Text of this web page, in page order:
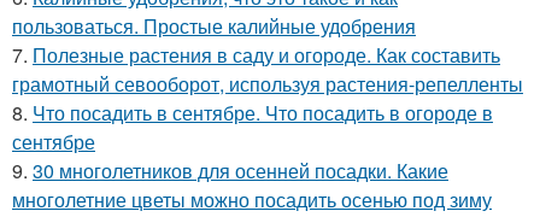
пользоваться. Простые калийные удобрения
7. Полезные растения в саду и огороде. Как составить
грамотный севооборот, используя растения-репелленты
8. Что посадить в сентябре. Что посадить в огороде в
сентябре
9. 30 многолетников для осенней посадки. Какие
многолетние цветы можно посадить осенью под зиму